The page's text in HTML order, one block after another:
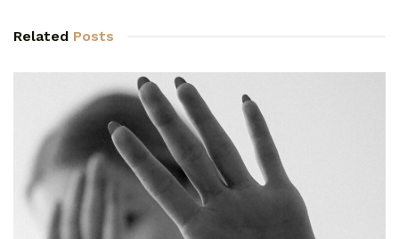
Related Posts